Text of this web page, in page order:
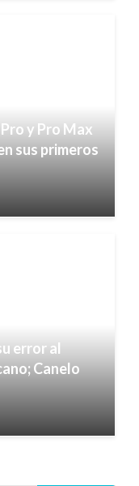
y Pro Max
sus primeros
error al
Canelo